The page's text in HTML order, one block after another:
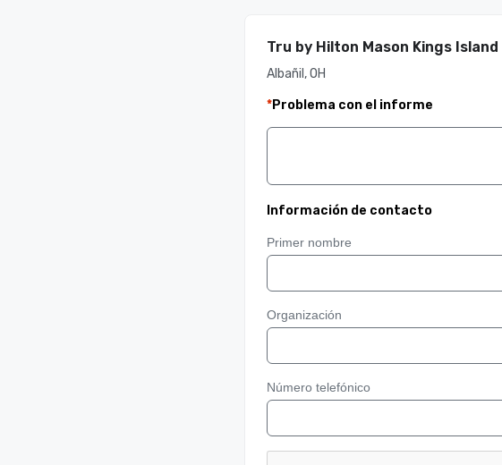
Tru by Hilton Mason Kings Island
Albañil, OH
*Problema con el informe
Información de contacto
Primer nombre
Organización
Número telefónico